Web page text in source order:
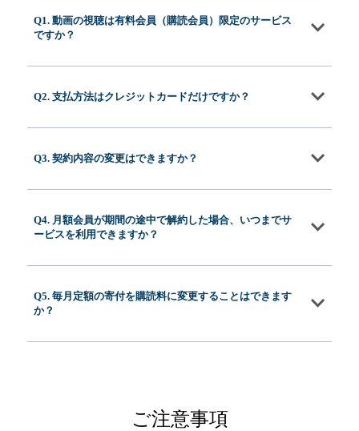
Q1. 動画の視聴は有料会員（購読会員）限定のサービス
ですか？
Q2. 支払方法はクレジットカードだけですか？
Q3. 契約内容の変更はできますか？
Q4. 月額会員が期間の途中で解約した場合、いつまでサ
ービスを利用できますか？
Q5. 毎月定額の寄付を購読料に変更することはできます
か？
ご注意事項